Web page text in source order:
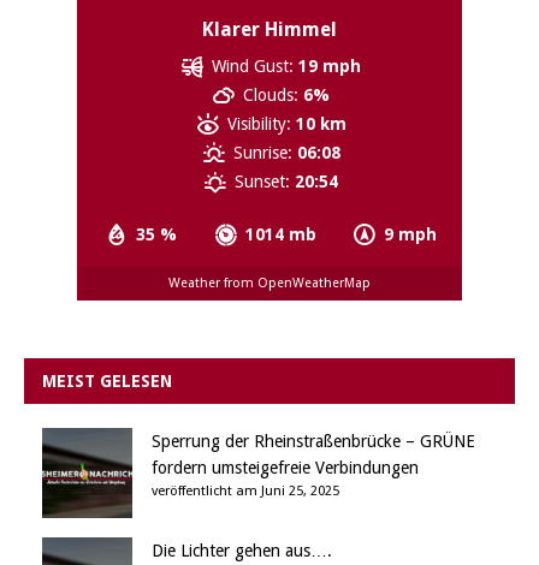
Klarer Himmel
35 % 1014 mb 9 mph
Wind Gust: 19 mph
Clouds: 6%
Visibility: 10 km
Sunrise: 06:08
Sunset: 20:54
Weather from OpenWeatherMap
MEIST GELESEN
Sperrung der Rheinstraßenbrücke – GRÜNE
fordern umsteigefreie Verbindungen
veröffentlicht am Juni 25, 2025
Die Lichter gehen aus….